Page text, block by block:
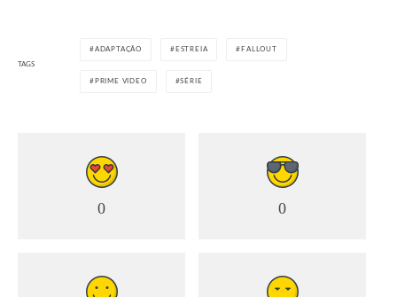
TAGS
ADAPTAÇÃO ESTREIA FALLOUT
PRIME VIDEO SÉRIE
0 0